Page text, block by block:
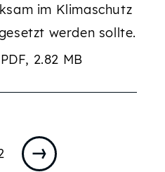
im Klimaschutz
werden sollte.
PDF, 2.82 MB
Seite: